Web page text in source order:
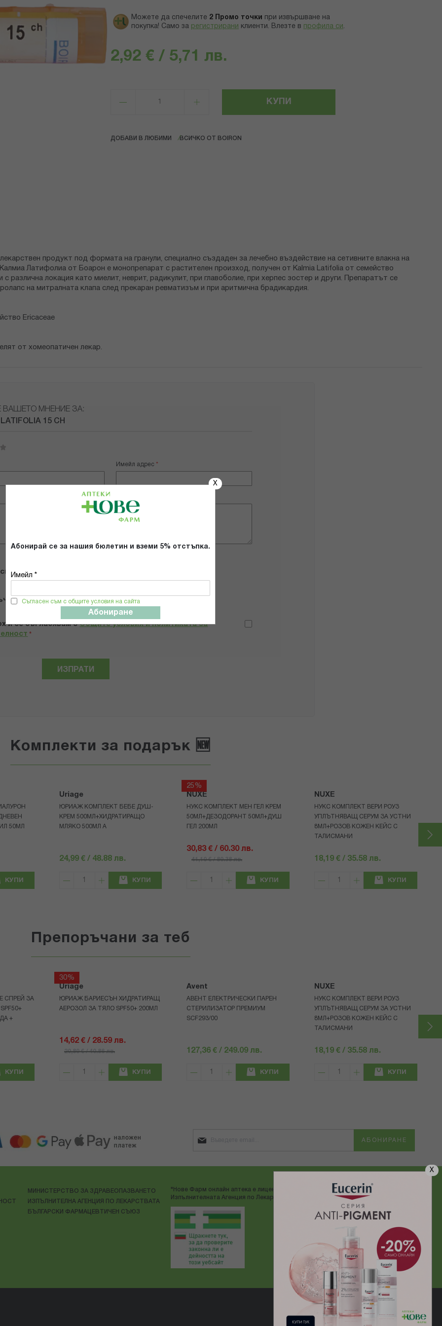
X
X
Абонирай се за нашия бюлетин и вземи 5% отстъпка.
Имейл *
Съгласен съм с общите условия на сайта
Абониране
Можете да спечелите 2 Промо точки
при извършване на
покупка! Само за регистрирани клиенти. Влезте в профила си .
2,92 € / 5,71 лв.
КУПИ
ДОБАВИ В ЛЮБИМИ ВСИЧКО ОТ BOIRON
продукт под формата на гранули, специално създаден за лечебно въздействие на сетивните влакна на
Латифолиа от Боарон e монопрепарат с растителен произход, получен от Kalmia Latifolia от семейство
различна локация като миелит, неврит, радикулит, при главоболие, при херпес зостер и други. Препаратът се
на митралната клапа след прекаран ревматизъм и при аритмична брадикардия.
Еricaceaе
от хомеопатичен лекар.
ВАШЕТО МНЕНИЕ ЗА:
15 CH
Имейл адрес
продукта
и се съгласявам сОбщите условия и политиката за
*
ИЗПРАТИ
Комплекти за подарък 🆕
50МЛ
КУПИ
Uriage
ЮРИАЖ КОМПЛЕКТ БЕБЕ ДУШ-
КРЕМ 500МЛ+ХИДРАТИРАЩО
МЛЯКО 500МЛ A
24,99 € / 48.88 лв.
КУПИ
25%
NUXE
НУКС КОМПЛЕКТ МЕН ГЕЛ КРЕМ
50МЛ+ДЕЗОДОРАНТ 50МЛ+ДУШ
ГЕЛ 200МЛ
30,83 € / 60.30 лв.
41,10 € / 80.38 лв.
КУПИ
NUXE
НУКС КОМПЛЕКТ ВЕРИ РОУЗ
УПЛЪТНЯВАЩ СЕРУМ ЗА УСТНИ
8МЛ+РОЗОВ КОЖЕН КЕЙС С
ТАЛИСМАНИ
18,19 € / 35.58 лв.
КУПИ
Препоръчани за теб
СПРЕЙ ЗА
+
КУПИ
30%
Uriage
ЮРИАЖ БАРИЕСЪН ХИДРАТИРАЩ
АЕРОЗОЛ ЗА ТЯЛО SPF50+ 200МЛ
14,62 € / 28.59 лв.
20,89 € / 40.86 лв.
КУПИ
Avent
АВЕНТ ЕЛЕКТРИЧЕСКИ ПАРЕН
СТЕРИЛИЗАТОР ПРЕМИУМ
SCF293/00
127,36 € / 249.09 лв.
КУПИ
NUXE
НУКС КОМПЛЕКТ ВЕРИ РОУЗ
УПЛЪТНЯВАЩ СЕРУМ ЗА УСТНИ
8МЛ+РОЗОВ КОЖЕН КЕЙС С
ТАЛИСМАНИ
18,19 € / 35.58 лв.
КУПИ
АБОНИРАНЕ
МИНИСТЕРСТВО ЗА ЗДРАВЕОПАЗВАНЕТО
ИЗПЪЛНИТЕЛНА АГЕНЦИЯ ПО ЛЕКАРСТВАТА
БЪЛГАРСКИ ФАРМАЦЕВТИЧЕН СЪЮЗ
"Нове Фарм онлайн аптека е лицензирана от
Изпълнителната Агенция по Лекарствата"
ДОСТАВЯМЕ С:
Електронен магазин
разработен и поддържан от